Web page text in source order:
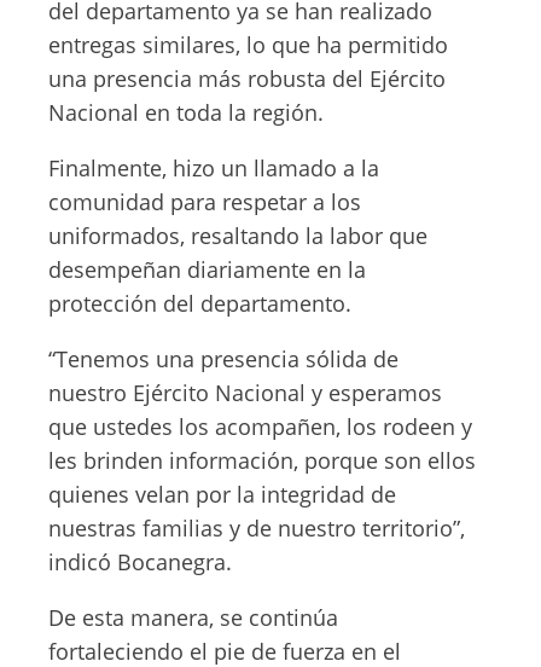
del departamento ya se han realizado
entregas similares, lo que ha permitido
una presencia más robusta del Ejército
Nacional en toda la región.
Finalmente, hizo un llamado a la
comunidad para respetar a los
uniformados, resaltando la labor que
desempeñan diariamente en la
protección del departamento.
“Tenemos una presencia sólida de
nuestro Ejército Nacional y esperamos
que ustedes los acompañen, los rodeen y
les brinden información, porque son ellos
quienes velan por la integridad de
nuestras familias y de nuestro territorio”,
indicó Bocanegra.
De esta manera, se continúa
fortaleciendo el pie de fuerza en el